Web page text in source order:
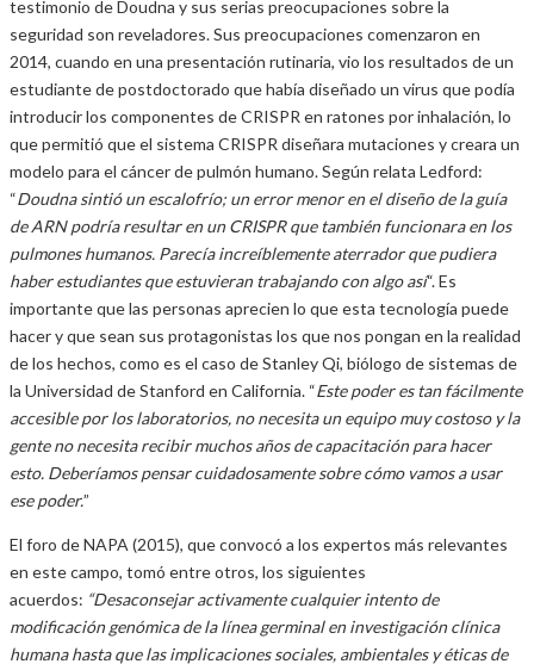
testimonio de Doudna y sus serias preocupaciones sobre la
seguridad son reveladores. Sus preocupaciones comenzaron en
2014, cuando en una presentación rutinaria, vio los resultados de un
estudiante de postdoctorado que había diseñado un virus que podía
introducir los componentes de CRISPR en ratones por inhalación, lo
que permitió que el sistema CRISPR diseñara mutaciones y creara un
modelo para el cáncer de pulmón humano. Según relata Ledford:
“Doudna sintió un escalofrío; un error menor en el diseño de la guía
de ARN podría resultar en un CRISPR que también funcionara en los
pulmones humanos. Parecía increíblemente aterrador que pudiera
haber estudiantes que estuvieran trabajando con algo así“. Es
importante que las personas aprecien lo que esta tecnología puede
hacer y que sean sus protagonistas los que nos pongan en la realidad
de los hechos, como es el caso de Stanley Qi, biólogo de sistemas de
la Universidad de Stanford en California. “Este poder es tan fácilmente
accesible por los laboratorios, no necesita un equipo muy costoso y la
gente no necesita recibir muchos años de capacitación para hacer
esto. Deberíamos pensar cuidadosamente sobre cómo vamos a usar
ese poder.”
El foro de NAPA (2015), que convocó a los expertos más relevantes
en este campo, tomó entre otros, los siguientes
acuerdos: “Desaconsejar activamente cualquier intento de
modificación genómica de la línea germinal en investigación clínica
humana hasta que las implicaciones sociales, ambientales y éticas de